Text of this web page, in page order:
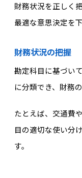
財務状況を正しく
最適な意思決定を
財務状況の把握
勘定科目に基づい
に分類でき、財務
たとえば、交通費
目の適切な使い分
す。